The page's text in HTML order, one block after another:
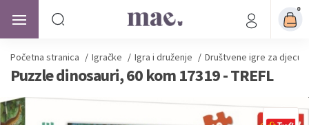
0
Početna stranica / Igračke / Igra i druženje / Društvene igre za djecu
Puzzle dinosauri, 60 kom 17319 - TREFL